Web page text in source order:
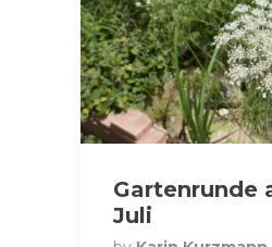
Gartenrunde
Juli